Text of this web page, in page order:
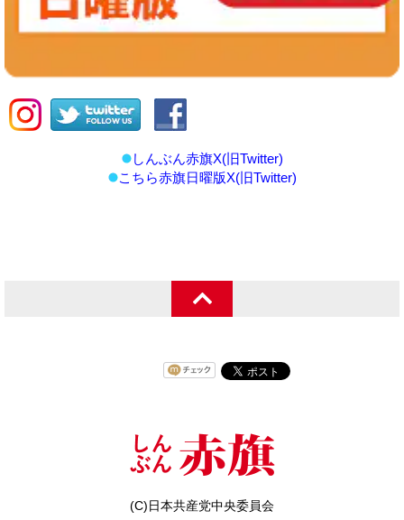
しんぶん赤旗X(旧Twitter)
こちら赤旗日曜版X(旧Twitter)
(C)日本共産党中央委員会